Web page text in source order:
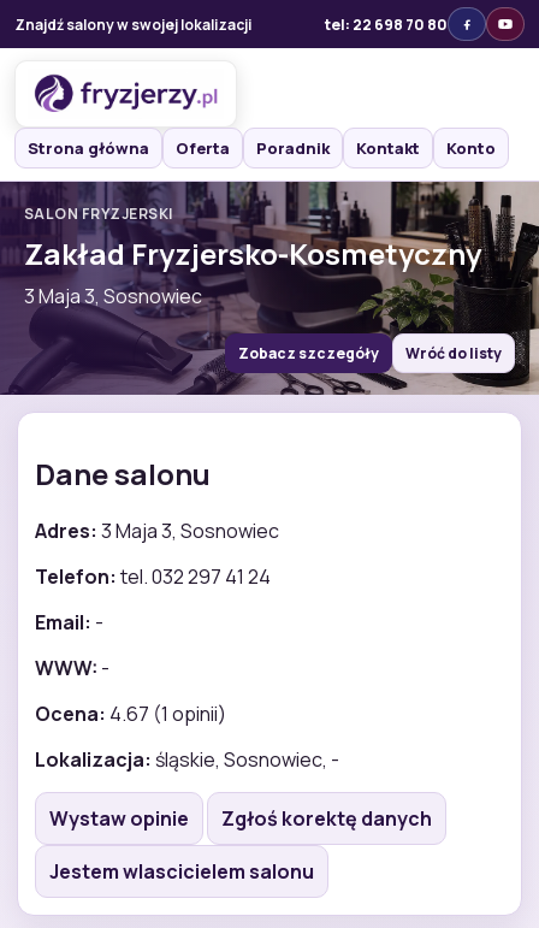
Znajdź salony w swojej lokalizacji tel: 22 698 70 80
Strona główna Oferta Poradnik Kontakt Konto
SALON FRYZJERSKI
Zakład Fryzjersko-Kosmetyczny
3 Maja 3, Sosnowiec
Zobacz szczegóły Wróć do listy
Dane salonu
Adres: 3 Maja 3, Sosnowiec
Telefon: tel. 032 297 41 24
Email: -
WWW: -
Ocena: 4.67 (1 opinii)
Lokalizacja: śląskie, Sosnowiec, -
Wystaw opinie
Zgłoś korektę danych
Jestem wlascicielem salonu